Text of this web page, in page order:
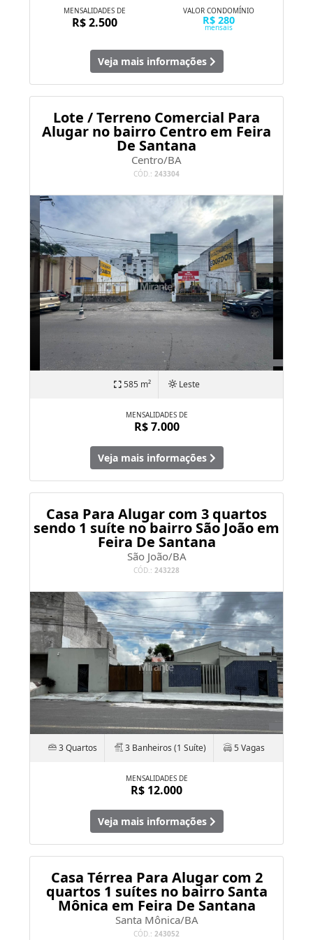
MENSALIDADES DE
R$ 2.500
VALOR CONDOMÍNIO
R$ 280
mensais
Veja mais informações
Lote / Terreno Comercial Para
Alugar no bairro Centro em Feira
De Santana
Centro/BA
CÓD.: 243304
585 m² Leste
MENSALIDADES DE
R$ 7.000
Veja mais informações
Casa Para Alugar com 3 quartos
sendo 1 suíte no bairro São João em
Feira De Santana
São João/BA
CÓD.: 243228
3 Quartos 3 Banheiros (1 Suíte) 5 Vagas
MENSALIDADES DE
R$ 12.000
Veja mais informações
Casa Térrea Para Alugar com 2
quartos 1 suítes no bairro Santa
Mônica em Feira De Santana
Santa Mônica/BA
CÓD.: 243052